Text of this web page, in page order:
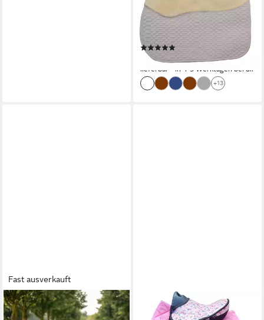
Schabracke SCHABRA1
Fellrand vorne Fell in
Sattellage, (1-St)
69,90 €
lieferbar - in 4-5 Werktagen bei dir
+13
Fast ausverkauft
BUSSE
Ausreitdecke Busse